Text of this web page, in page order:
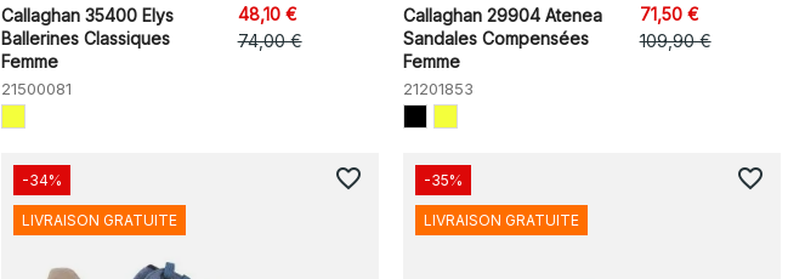
Callaghan 35400 Elys
Ballerines Classiques
Femme
21500081
48,10 €
74,00 €
Callaghan 29904 Atenea
Sandales Compensées
Femme
21201853
71,50 €
109,90 €
-34%
LIVRAISON GRATUITE
favorite_border -35%
LIVRAISON GRATUITE
favorite_border